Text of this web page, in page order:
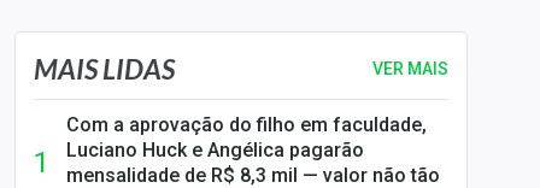
MAIS LIDAS VER MAIS
Com a aprovação do filho em faculdade,
Luciano Huck e Angélica pagarão
mensalidade de R$ 8,3 mil — valor não tão